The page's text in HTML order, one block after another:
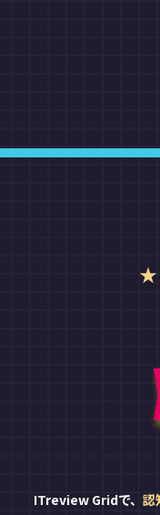
ITreview Gridで、 認